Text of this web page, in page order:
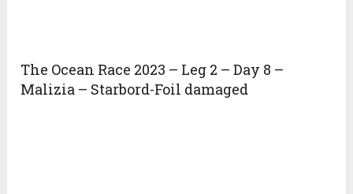
The Ocean Race 2023 – Leg 2 – Day 8 –
Malizia – Starbord-Foil damaged